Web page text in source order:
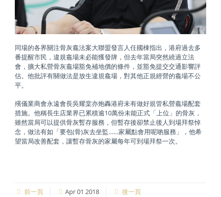
同場的各界關注骨灰龕法案大聯盟發言人任國棟指出，港府過去多
番提醒市民，違規龕場未必能獲發牌，但去年當局突然繞過立法
會，擴大私營骨灰龕場豁免補地價的條件，並豁免提交交通影響評
估。他批評有關做法是放生違規龕場，對其他正規經營的龕場不公
平。
殯儀業商會永遠會長吳耀棠亦炮轟港府未有做好規管私營龕場配套
措施。他稱長生店業界已累積逾10萬份未能正式「上位」的骨灰，
雖然當局可以提供骨灰暫存服務，但暫存後卻禁止後人到場拜祭悼
念，做法有如「要包(骨)灰去坐監……家屬點會用呢啲服務」，他希
望當局改善配套，讓暫存骨灰的家屬每年可到場拜祭一次。
前一頁 Apr 01 2018 後一頁